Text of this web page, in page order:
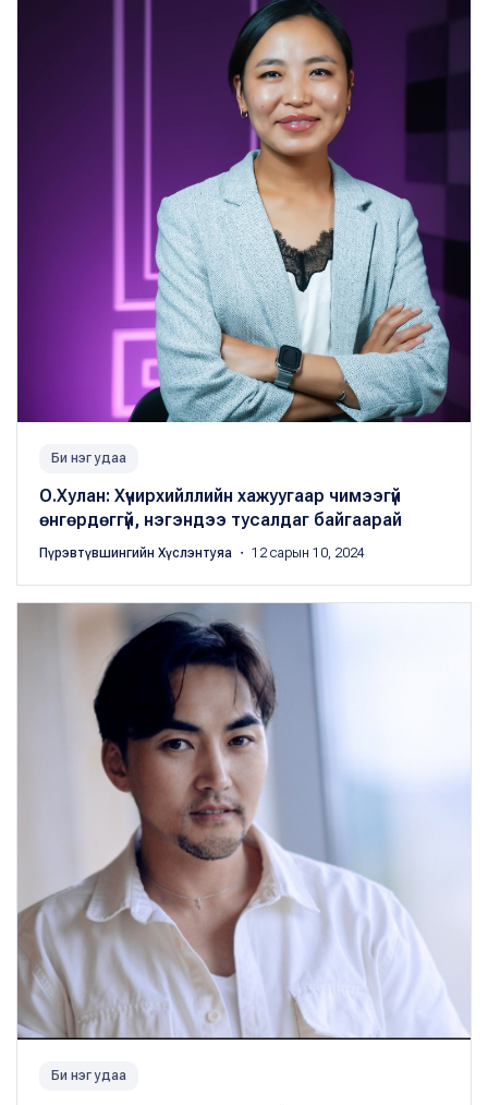
Би нэг удаа
О.Хулан: Хүчирхийллийн хажуугаар чимээгүй
өнгөрдөггүй, нэгэндээ тусалдаг байгаарай
Пүрэвтүвшингийн Хүслэнтуяа ・ 12 сарын 10, 2024
Би нэг удаа